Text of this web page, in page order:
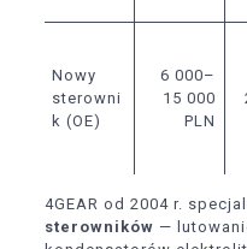
Nowy
sterowni
k (OE)
6 000–
15 000
PLN
4GEAR od 2004 r.
sterowników —